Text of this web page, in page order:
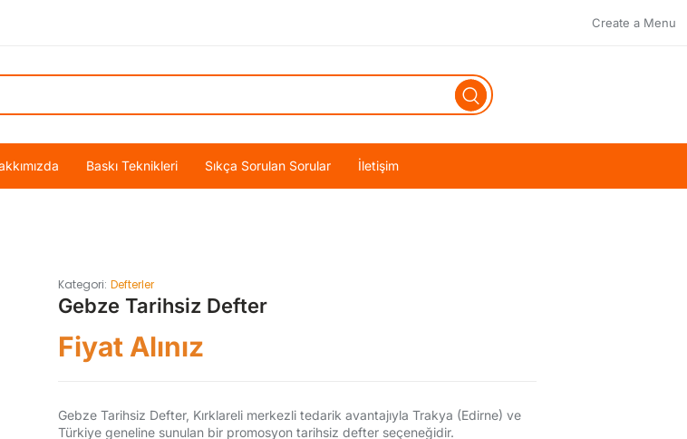
Create a Menu
Baskı Teknikleri Sıkça Sorulan Sorular İletişim
Kategori: Defterler
Gebze Tarihsiz Defter
Fiyat Alınız
Gebze Tarihsiz Defter, Kırklareli merkezli tedarik avantajıyla Trakya (Edirne) ve
Türkiye geneline sunulan bir promosyon tarihsiz defter seçeneğidir.